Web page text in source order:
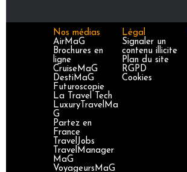
Nos médias
AirMaG
Brochures en
ligne
CruiseMaG
DestiMaG
Futuroscopie
La Travel Tech
LuxuryTravelMa
G
Partez en
France
TravelJobs
TravelManager
MaG
VoyageursMaG
Légal
Signaler un
contenu illicite
Plan du site
RGPD
Cookies